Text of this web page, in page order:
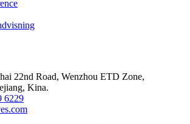
22nd Road, Wenzhou ETD Zone,
Kina.
6229